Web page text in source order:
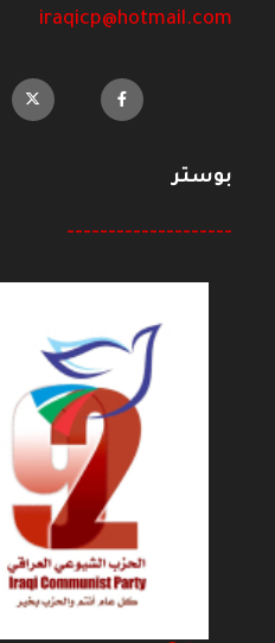
iraqicp@hotmail.com
بوستر
--------------------